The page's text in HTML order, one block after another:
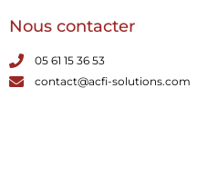
Nous contacter
05 61 15 36 53
contact@acfi-solutions.com